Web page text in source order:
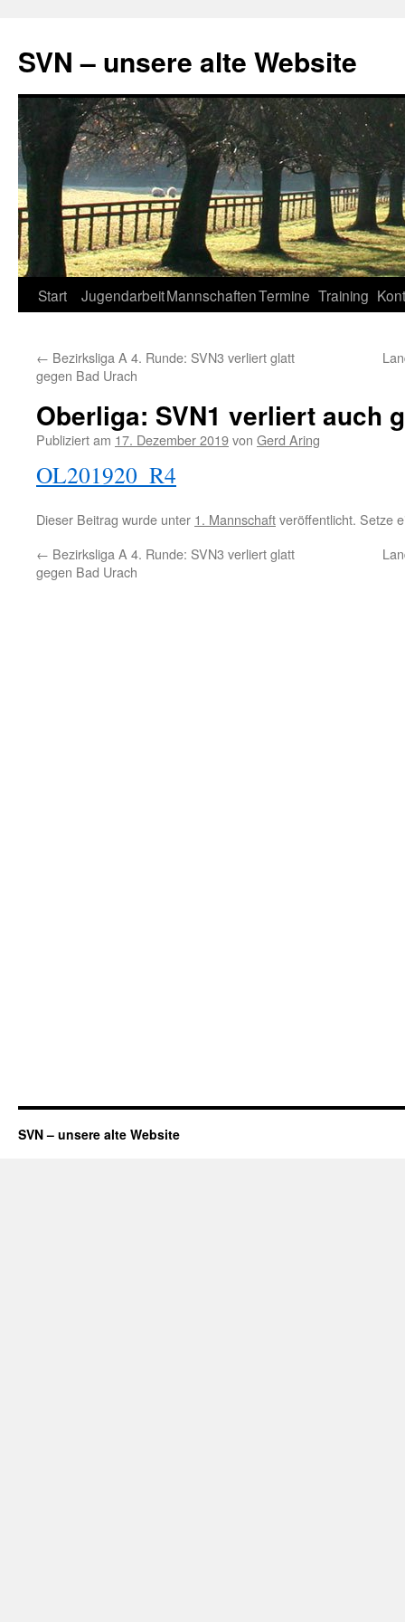
SVN – unsere alte Website
Zum
springen
Start JugendarbeitMannschaftenTermine Training
← Bezirksliga A 4. Runde: SVN3 verliert glatt
gegen Bad Urach
Oberliga: SVN1 verliert auch
Publiziert am 17. Dezember 2019von Gerd Aring
OL201920_R4
Dieser Beitrag wurde unter 1. Mannschaftveröffentlicht. Setze
← Bezirksliga A 4. Runde: SVN3 verliert glatt
gegen Bad Urach
SVN – unsere alte Website